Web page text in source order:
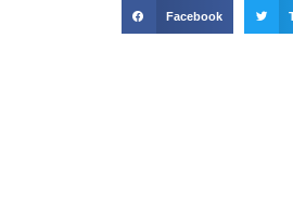
Facebook